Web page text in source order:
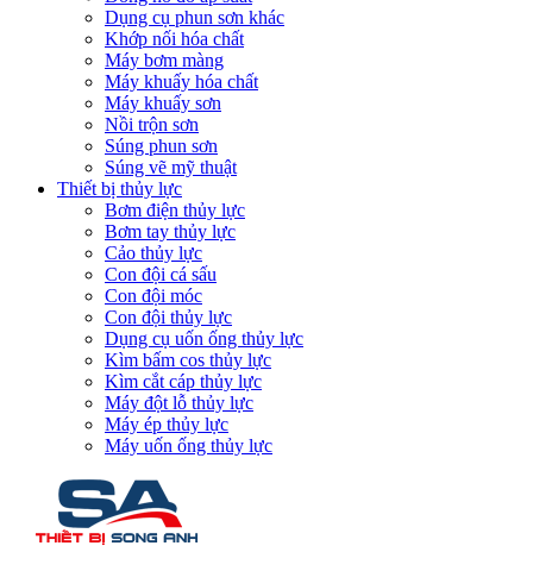
Dụng cụ phun sơn khác
Khớp nối hóa chất
Máy bơm màng
Máy khuấy hóa chất
Máy khuấy sơn
Nồi trộn sơn
Súng phun sơn
Súng vẽ mỹ thuật
Thiết bị thủy lực
Bơm điện thủy lực
Bơm tay thủy lực
Cảo thủy lực
Con đội cá sấu
Con đội móc
Con đội thủy lực
Dụng cụ uốn ống thủy lực
Kìm bấm cos thủy lực
Kìm cắt cáp thủy lực
Máy đột lỗ thủy lực
Máy ép thủy lực
Máy uốn ống thủy lực